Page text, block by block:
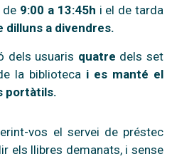
de 9:00 a 13:45h i el de tarda
dilluns a divendres.
dels usuaris quatre dels set
la biblioteca i es manté el
portàtils.
vos el servei de préstec
els llibres demanats, i sense